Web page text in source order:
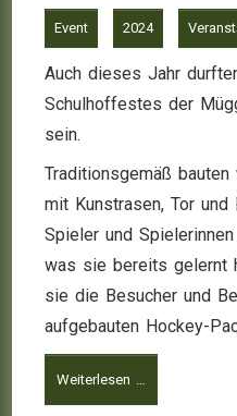
Event 2024
Auch dieses Jahr
Schulhoffestes der
sein.
Traditionsgemäß
mit Kunstrasen, Tor und
Spieler und
was sie bereits gelernt
sie die Besucher und
aufgebauten Hockey-
Weiterlesen …